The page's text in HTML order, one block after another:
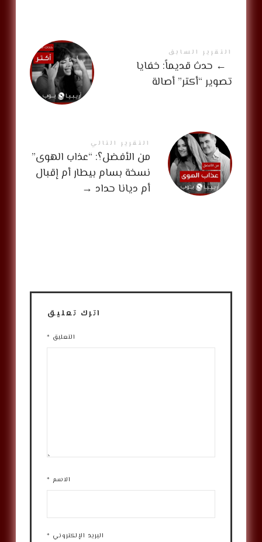
التقرير السابق
← حدث قديماً: خفايا
تصوير “أكتر” أصالة
التقرير التالي
من الأفضل؟: “عذاب الهوى”
نسخة بسام بيطار أم إقبال
أم ديانا حداد →
اترك تعليق
التعليق *
الاسم *
البريد الإلكتروني *